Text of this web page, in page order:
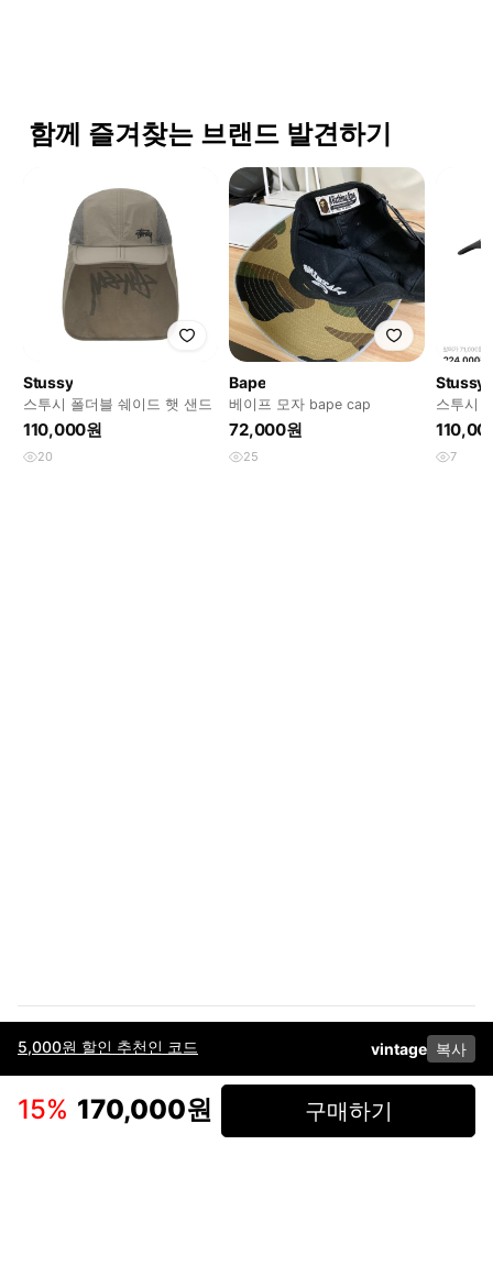
5,000원 할인 추천인 코드 vintage 복사
15% 170,000원 구매하기
함께 즐겨찾는 브랜드 발견하기
Stussy
스투시 폴더블 쉐이드 햇 샌드
110,000원
20
Bape
베이프 모자 bape cap
72,000원
25
Stussy
스투시
티 캡 블
7
이용약관고객센터판매개인정보 처리방침사업자 정보다운로드
인스타그램
페이스북